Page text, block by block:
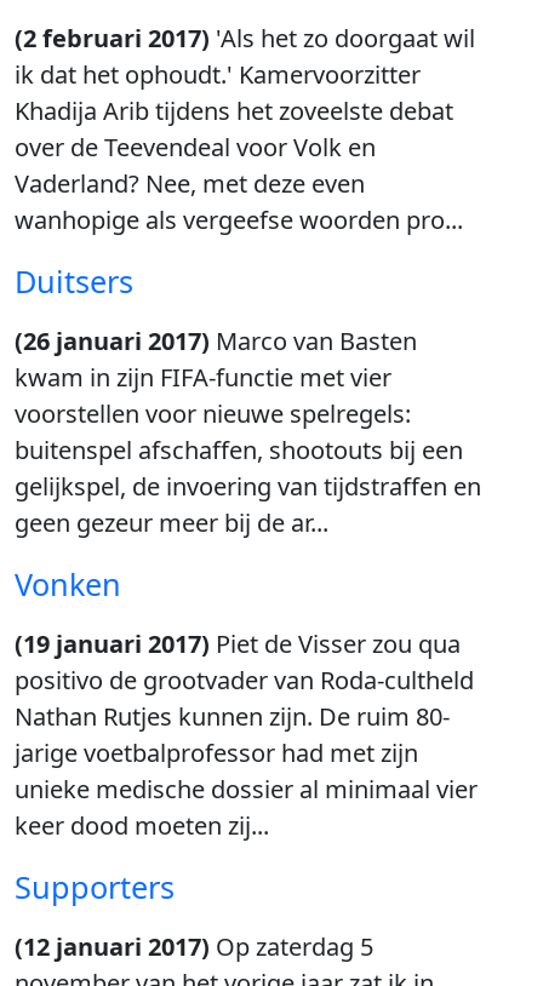
(2 februari 2017) 'Als het zo doorgaat wil
ik dat het ophoudt.' Kamervoorzitter
Khadija Arib tijdens het zoveelste debat
over de Teevendeal voor Volk en
Vaderland? Nee, met deze even
wanhopige als vergeefse woorden pro...
Duitsers
(26 januari 2017) Marco van Basten
kwam in zijn FIFA-functie met vier
voorstellen voor nieuwe spelregels:
buitenspel afschaffen, shootouts bij een
gelijkspel, de invoering van tijdstraffen en
geen gezeur meer bij de ar...
Vonken
(19 januari 2017) Piet de Visser zou qua
positivo de grootvader van Roda-cultheld
Nathan Rutjes kunnen zijn. De ruim 80-
jarige voetbalprofessor had met zijn
unieke medische dossier al minimaal vier
keer dood moeten zij...
Supporters
(12 januari 2017) Op zaterdag 5